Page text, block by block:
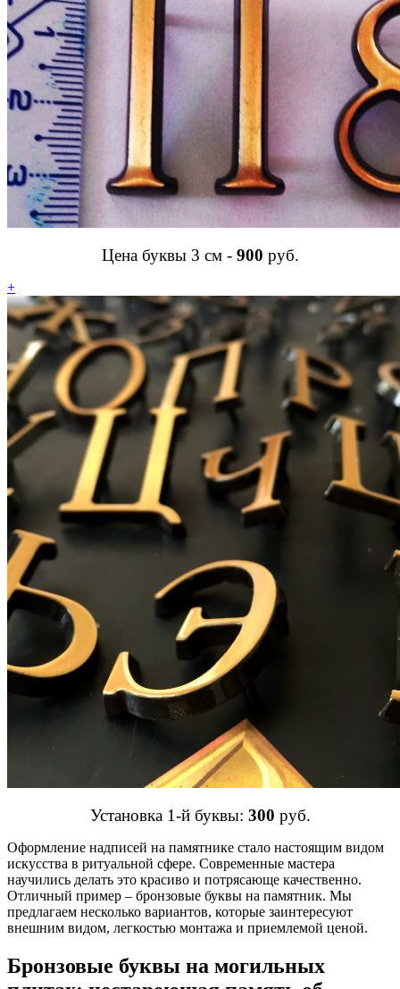
Цена буквы 3 см - 900 руб.
+
Установка 1-й буквы: 300 руб.
Оформление надписей на памятнике стало настоящим видом
искусства в ритуальной сфере. Современные мастера
научились делать это красиво и потрясающе качественно.
Отличный пример – бронзовые буквы на памятник. Мы
предлагаем несколько вариантов, которые заинтересуют
внешним видом, легкостью монтажа и приемлемой ценой.
Бронзовые буквы на могильных